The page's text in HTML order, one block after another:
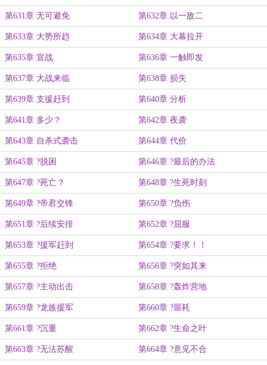
第631章 无可避免 第632章 以一敌二
第633章 大势所趋 第634章 大幕拉开
第635章 宣战 第636章 一触即发
第637章 大战来临 第638章 损失
第639章 支援赶到 第640章 分析
第641章 多少？ 第642章 夜袭
第643章 自杀式袭击 第644章 代价
第645章 ?脱困 第646章 ?最后的办法
第647章 ?死亡？ 第648章 ?生死时刻
第649章 ?帝君交锋 第650章 ?负伤
第651章 ?后续安排 第652章 ?屈服
第653章 ?援军赶到 第654章 ?要求！！
第655章 ?拒绝 第656章 ?突如其来
第657章 ?主动出击 第658章 ?轰炸营地
第659章 ?龙族援军 第660章 ?噩耗
第661章 ?沉重 第662章 ?生命之叶
第663章 ?无法苏醒 第664章 ?意见不合